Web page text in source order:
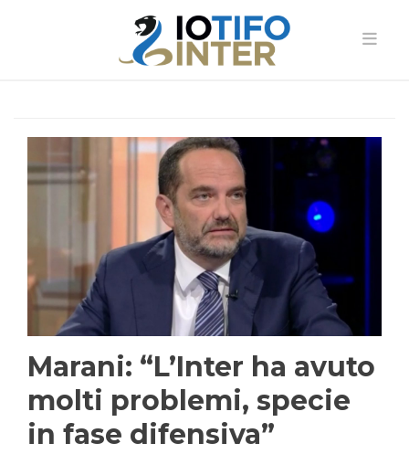
Marani: “L’Inter ha avuto
molti problemi, specie
in fase difensiva”